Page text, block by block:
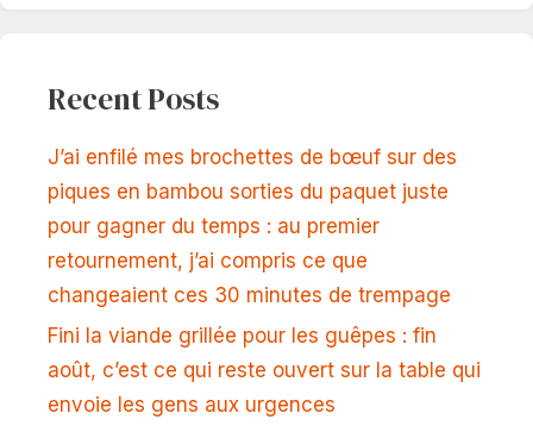
Recent Posts
J’ai enfilé mes brochettes de bœuf sur des
piques en bambou sorties du paquet juste
pour gagner du temps : au premier
retournement, j’ai compris ce que
changeaient ces 30 minutes de trempage
Fini la viande grillée pour les guêpes : fin
août, c’est ce qui reste ouvert sur la table qui
envoie les gens aux urgences